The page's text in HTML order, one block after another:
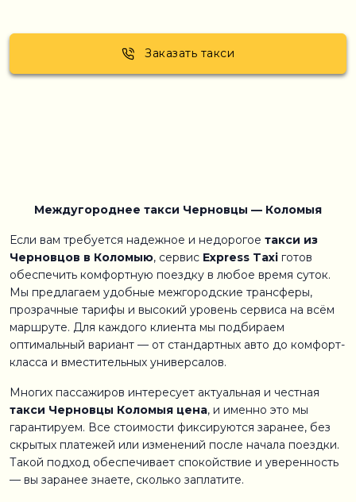
Заказать такси
Междугороднее такси Черновцы — Коломыя
Если вам требуется надежное и недорогое такси из
Черновцов в Коломыю, сервис Express Taxi готов
обеспечить комфортную поездку в любое время суток.
Мы предлагаем удобные межгородские трансферы,
прозрачные тарифы и высокий уровень сервиса на всём
маршруте. Для каждого клиента мы подбираем
оптимальный вариант — от стандартных авто до комфорт-
класса и вместительных универсалов.
Многих пассажиров интересует актуальная и честная
такси Черновцы Коломыя цена, и именно это мы
гарантируем. Все стоимости фиксируются заранее, без
скрытых платежей или изменений после начала поездки.
Такой подход обеспечивает спокойствие и уверенность
— вы заранее знаете, сколько заплатите.